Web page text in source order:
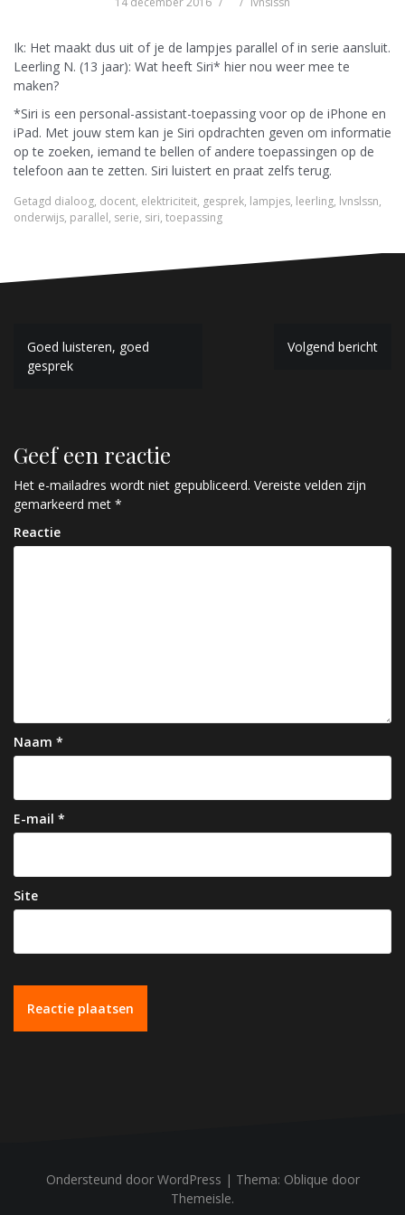
Ik: Het maakt dus uit of je de lampjes parallel of in serie aansluit.
Leerling N. (13 jaar): Wat heeft Siri* hier nou weer mee te
maken?
*Siri is een personal-assistant-toepassing voor op de iPhone en
iPad. Met jouw stem kan je Siri opdrachten geven om informatie
op te zoeken, iemand te bellen of andere toepassingen op de
telefoon aan te zetten. Siri luistert en praat zelfs terug.
Getagd dialoog, docent, elektriciteit, gesprek, lampjes, leerling, lvnslssn,
onderwijs, parallel, serie, siri, toepassing
B
i
c
h
t
a
t
e
Goed luisteren, goed
gesprek
Volgend bericht
Geef een reactie
Het e-mailadres wordt niet gepubliceerd. Vereiste velden zijn
gemarkeerd met *
Reactie
Naam *
E-mail *
Site
Ondersteund door WordPress | Thema: Oblique door
Themeisle.